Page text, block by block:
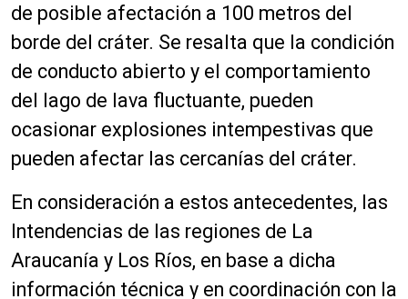
de posible afectación a 100 metros del
borde del cráter. Se resalta que la condición
de conducto abierto y el comportamiento
del lago de lava fluctuante, pueden
ocasionar explosiones intempestivas que
pueden afectar las cercanías del cráter.
En consideración a estos antecedentes, las
Intendencias de las regiones de La
Araucanía y Los Ríos, en base a dicha
información técnica y en coordinación con la